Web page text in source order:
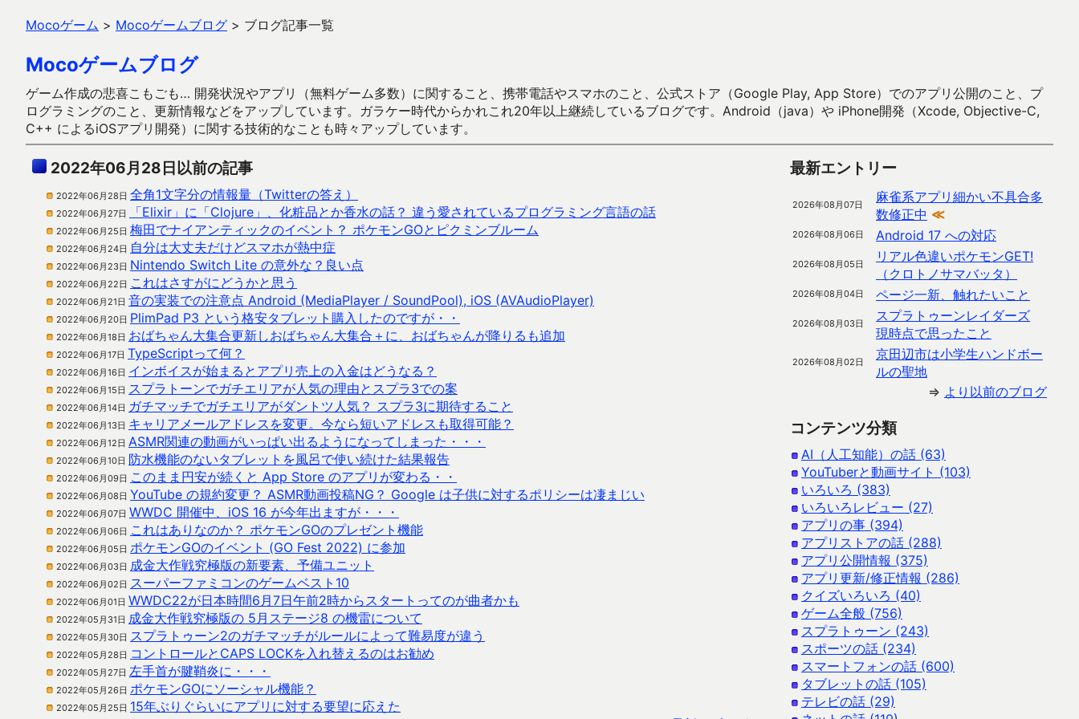
Mocoゲーム > Mocoゲームブログ > ブログ記事一覧
Mocoゲームブログ
ゲーム作成の悲喜こもごも… 開発状況やアプリ（無料ゲーム多数）に関すること、携帯電話やスマホのこと、公式ストア（Google Play, App Store）でのアプリ公開のこと、プ
ログラミングのこと、更新情報などをアップしています。ガラケー時代からかれこれ20年以上継続しているブログです。Android（java）や iPhone開発（Xcode, Objective-C,
C++ によるiOSアプリ開発）に関する技術的なことも時々アップしています。
2022年06月28日以前の記事
2022年06月28日 全角1文字分の情報量（Twitterの答え）
2022年06月27日 「Elixir」に「Clojure」、化粧品とか香水の話？ 違う愛されているプログラミング言語の話
2022年06月25日 梅田でナイアンティックのイベント？ ポケモンGOとピクミンブルーム
2022年06月24日 自分は大丈夫だけどスマホが熱中症
2022年06月23日 Nintendo Switch Lite の意外な？良い点
2022年06月22日 これはさすがにどうかと思う
2022年06月21日 音の実装での注意点 Android (MediaPlayer / SoundPool), iOS (AVAudioPlayer)
2022年06月20日 PlimPad P3 という格安タブレット購入したのですが・・
2022年06月18日 おばちゃん大集合更新しおばちゃん大集合＋に、おばちゃんが降りるも追加
2022年06月17日 TypeScriptって何？
2022年06月16日 インボイスが始まるとアプリ売上の入金はどうなる？
2022年06月15日 スプラトーンでガチエリアが人気の理由とスプラ3での案
2022年06月14日 ガチマッチでガチエリアがダントツ人気？ スプラ3に期待すること
2022年06月13日 キャリアメールアドレスを変更。今なら短いアドレスも取得可能？
2022年06月12日 ASMR関連の動画がいっぱい出るようになってしまった・・・
2022年06月10日 防水機能のないタブレットを風呂で使い続けた結果報告
2022年06月09日 このまま円安が続くと App Store のアプリが変わる・・
2022年06月08日 YouTube の規約変更？ ASMR動画投稿NG？ Google は子供に対するポリシーは凄まじい
2022年06月07日 WWDC 開催中、iOS 16 が今年出ますが・・・
2022年06月06日 これはありなのか？ ポケモンGOのプレゼント機能
2022年06月05日 ポケモンGOのイベント (GO Fest 2022) に参加
2022年06月03日 成金大作戦究極版の新要素、予備ユニット
2022年06月02日 スーパーファミコンのゲームベスト10
2022年06月01日 WWDC22が日本時間6月7日午前2時からスタートってのが曲者かも
2022年05月31日 成金大作戦究極版の 5月ステージ8 の機雷について
2022年05月30日 スプラトゥーン2のガチマッチがルールによって難易度が違う
2022年05月28日 コントロールとCAPS LOCKを入れ替えるのはお勧め
2022年05月27日 左手首が腱鞘炎に・・・
2022年05月26日 ポケモンGOにソーシャル機能？
2022年05月25日 15年ぶりぐらいにアプリに対する要望に応えた
最新エントリー
2026年08月07日
麻雀系アプリ細かい不具合多
数修正中 ≪
2026年08月06日 Android 17 への対応
2026年08月05日
リアル色違いポケモンGET!
（クロトノサマバッタ）
2026年08月04日 ページ一新、触れたいこと
2026年08月03日
スプラトゥーンレイダーズ
現時点で思ったこと
2026年08月02日
京田辺市は小学生ハンドボー
ルの聖地
⇒ より以前のブログ
コンテンツ分類
AI（人工知能）の話 (63)
YouTuberと動画サイト (103)
いろいろ (383)
いろいろレビュー (27)
アプリの事 (394)
アプリストアの話 (288)
アプリ公開情報 (375)
アプリ更新/修正情報 (286)
クイズいろいろ (40)
ゲーム全般 (756)
スプラトゥーン (243)
スポーツの話 (234)
スマートフォンの話 (600)
タブレットの話 (105)
テレビの話 (29)